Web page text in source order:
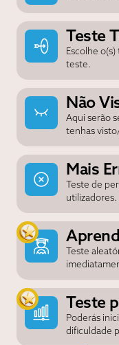
Teste
Escolhe
teste.
Não
Aqui serão
tenhas
Mais
Teste de
utilizadores.
Teste
Teste
Poderás
dificuldade